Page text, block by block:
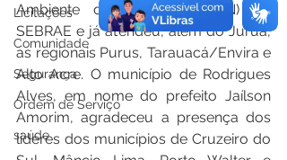
Licitações
Comunidade
Segurança
Ordem de Serviço
saúde
Ambiente de Negócios (DAN) do
SEBRAE e já atendeu, além do Juruá,
as regionais Purus, Tarauacá/Envira e
Alto Acre. O município de Rodrigues
Alves, em nome do prefeito Jaílson
Amorim, agradeceu a presença dos
líderes dos municípios de Cruzeiro do